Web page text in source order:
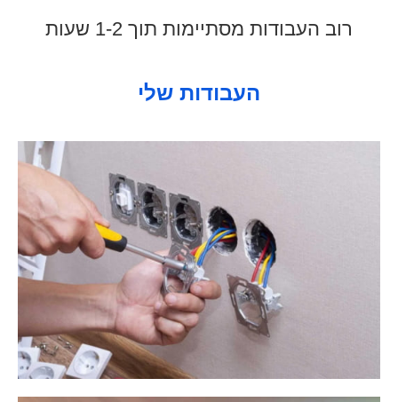
רוב העבודות מסתיימות תוך 1-2 שעות
העבודות שלי